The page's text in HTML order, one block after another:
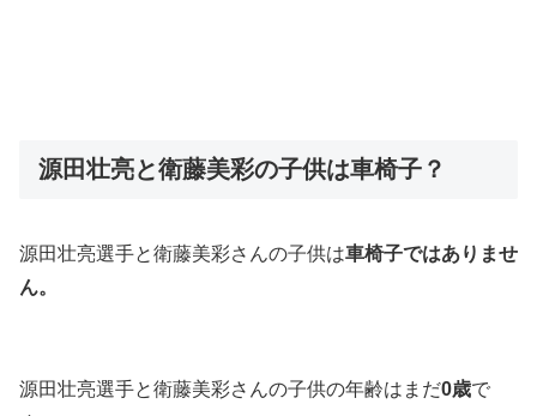
源田壮亮と衛藤美彩の子供は車椅子？
源田壮亮選手と衛藤美彩さんの子供は車椅子ではありませ
ん。
源田壮亮選手と衛藤美彩さんの子供の年齢はまだ0歳で